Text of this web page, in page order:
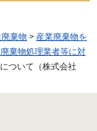
棄物 > 産業廃棄物を
棄物処理業者等に対
ついて（株式会社